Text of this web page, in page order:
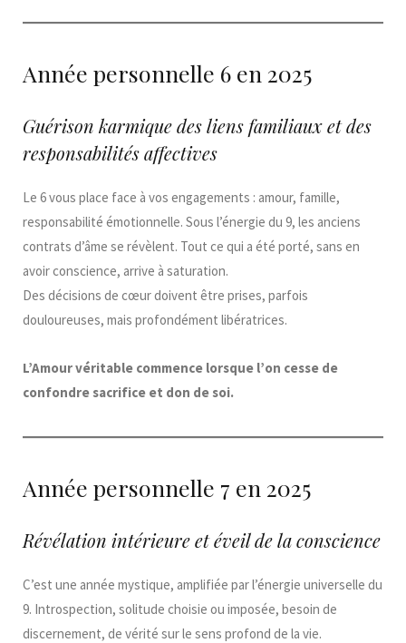
Année personnelle 6 en 2025
Guérison karmique des liens familiaux et des
responsabilités affectives
Le 6 vous place face à vos engagements : amour, famille,
responsabilité émotionnelle. Sous l’énergie du 9, les anciens
contrats d’âme se révèlent. Tout ce qui a été porté, sans en
avoir conscience, arrive à saturation.
Des décisions de cœur doivent être prises, parfois
douloureuses, mais profondément libératrices.
L’Amour véritable commence lorsque l’on cesse de
confondre sacrifice et don de soi.
Année personnelle 7 en 2025
Révélation intérieure et éveil de la conscience
C’est une année mystique, amplifiée par l’énergie universelle du
9. Introspection, solitude choisie ou imposée, besoin de
discernement, de vérité sur le sens profond de la vie.